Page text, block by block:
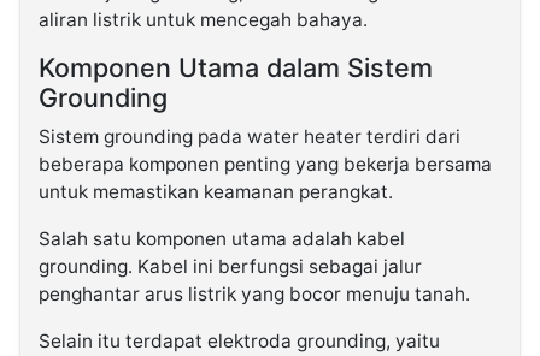
aliran listrik untuk mencegah bahaya.
Komponen Utama dalam Sistem
Grounding
Sistem grounding pada water heater terdiri dari
beberapa komponen penting yang bekerja bersama
untuk memastikan keamanan perangkat.
Salah satu komponen utama adalah kabel
grounding. Kabel ini berfungsi sebagai jalur
penghantar arus listrik yang bocor menuju tanah.
Selain itu terdapat elektroda grounding, yaitu